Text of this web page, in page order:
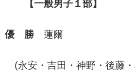
【一般男子１部】
優 勝蓮爾
(永安・吉田・神野・後藤